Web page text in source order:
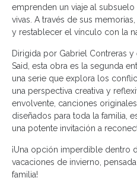
emprenden un viaje al
vivas. A través de sus
y restablecer el vínculo con la
Dirigida por Gabriel Contreras
Said, esta obra es la segunda
una serie que explora los
una perspectiva creativa y
envolvente, canciones
diseñados para toda la familia,
una potente invitación a
¡Una opción imperdible dentro
vacaciones de invierno,
familia!